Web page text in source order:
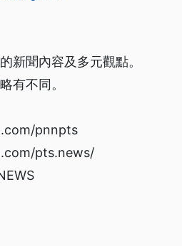
新聞內容及多元觀點。
有不同。
pnnpts
pts.news/